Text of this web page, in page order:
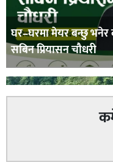
घर–घरमा मेयर बन्छु भनेर
सबिन प्रियासन चौधरी